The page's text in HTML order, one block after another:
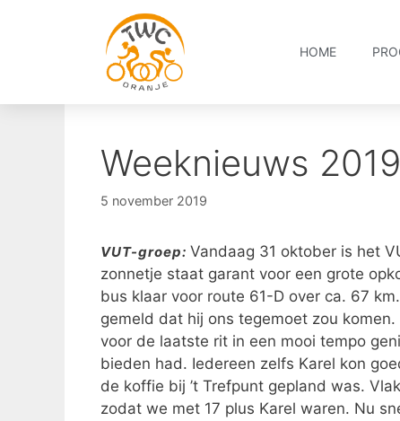
HOME
Weeknieuws
5 november 2019
VUT-groep: Vandaag 31 oktober is het
zonnetje staat garant voor een grote
bus klaar voor route 61-D over ca. 67
gemeld dat hij ons tegemoet zou
voor de laatste rit in een mooi tempo
bieden had. Iedereen zelfs Karel kon
de koffie bij ’t Trefpunt gepland was.
zodat we met 17 plus Karel waren. Nu